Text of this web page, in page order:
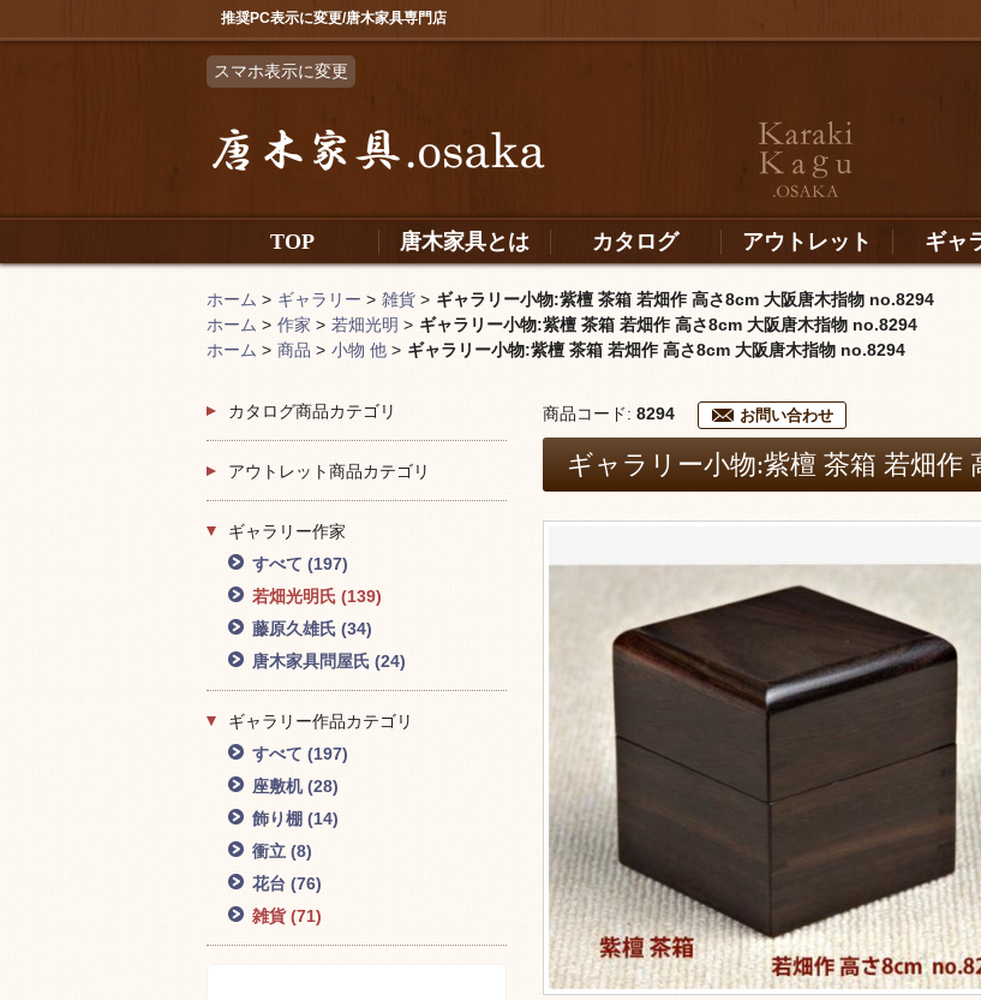
推奨PC表示に変更/唐木家具専門店
スマホ表示に変更
TOP 唐木家具とは カタログ アウトレット ギャ
ホーム > ギャラリー > 雑貨 > ギャラリー小物:紫檀 茶箱 若畑作 高さ8cm 大阪唐木指物 no.8294
ホーム > 作家 > 若畑光明 > ギャラリー小物:紫檀 茶箱 若畑作 高さ8cm 大阪唐木指物 no.8294
ホーム > 商品 > 小物 他 > ギャラリー小物:紫檀 茶箱 若畑作 高さ8cm 大阪唐木指物 no.8294
商品コード: 8294 お問い合わせ
ギャラリー小物:紫檀 茶箱 若畑作
カタログ商品カテゴリ
アウトレット商品カテゴリ
ギャラリー作家
すべて (197)
若畑光明氏 (139)
藤原久雄氏 (34)
唐木家具問屋氏 (24)
ギャラリー作品カテゴリ
すべて (197)
座敷机(28)
飾り棚 (14)
衝立 (8)
花台 (76)
雑貨 (71)